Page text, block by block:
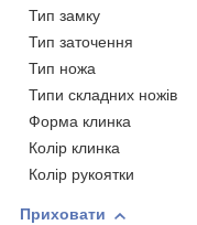
Тип замку
Тип заточення
Тип ножа
Типи складних ножів
Форма клинка
Колір клинка
Колір рукоятки
Приховати